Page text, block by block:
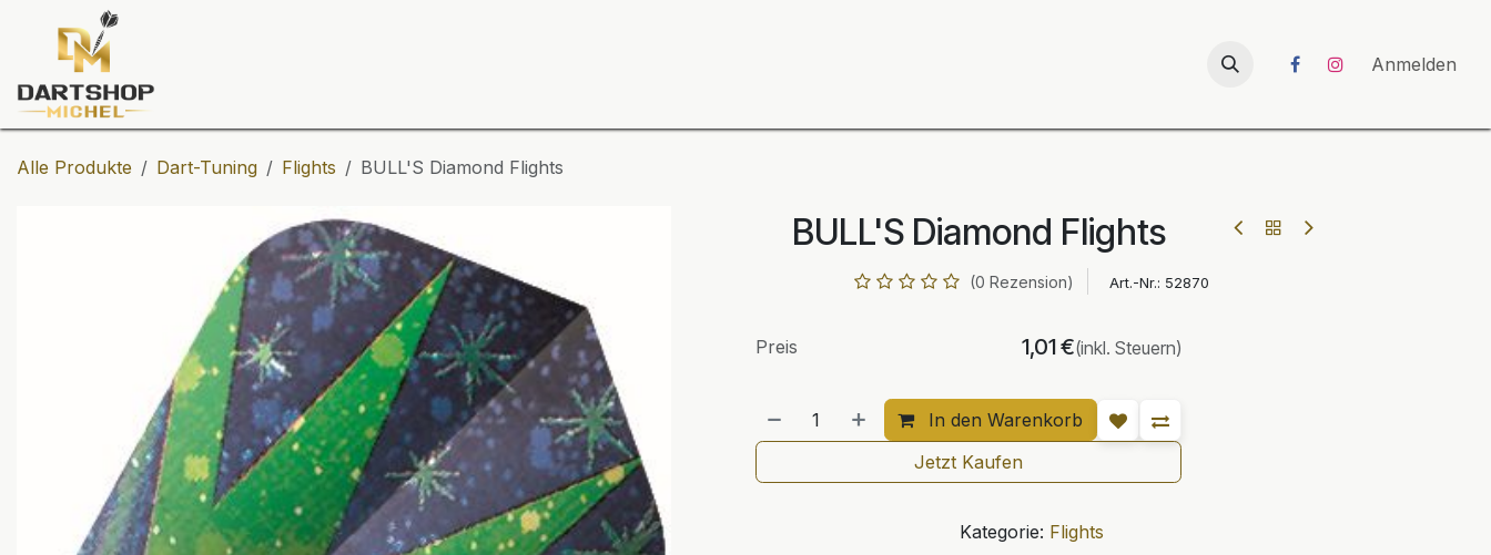
Zum Inhalt springen
UNICORN-Launch 2026 Anmelden
Alle Produkte Dart-Tuning Flights BULL'S Diamond Flights
BULL'S Diamond Flights
(0 Rezension) Art.-Nr.: 52870
In den Warenkorb
Preis 1,01€(inkl. Steuern)
Jetzt Kaufen
Kategorie: Flights